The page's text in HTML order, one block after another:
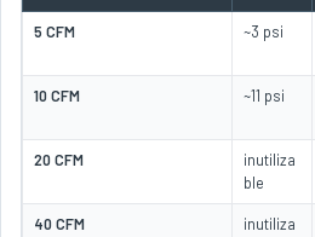
5 CFM ~3 psi
10 CFM ~11 psi
20 CFM
inutiliza
ble
40 CFM
inutiliza